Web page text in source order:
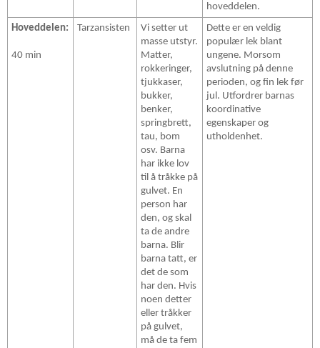
hoveddelen.
Hoveddelen:
40 min
Tarzansisten
Vi setter ut
masse utstyr.
Matter,
rokkeringer,
tjukkaser,
bukker,
benker,
springbrett,
tau, bom
osv. Barna
har ikke lov
til å tråkke på
gulvet. En
person har
den, og skal
ta de andre
barna. Blir
barna tatt, er
det de som
har den. Hvis
noen detter
eller tråkker
på gulvet,
må de ta fem
Dette er en veldig
populær lek blant
ungene. Morsom
avslutning på denne
perioden, og fin lek før
jul. Utfordrer barnas
koordinative
egenskaper og
utholdenhet.